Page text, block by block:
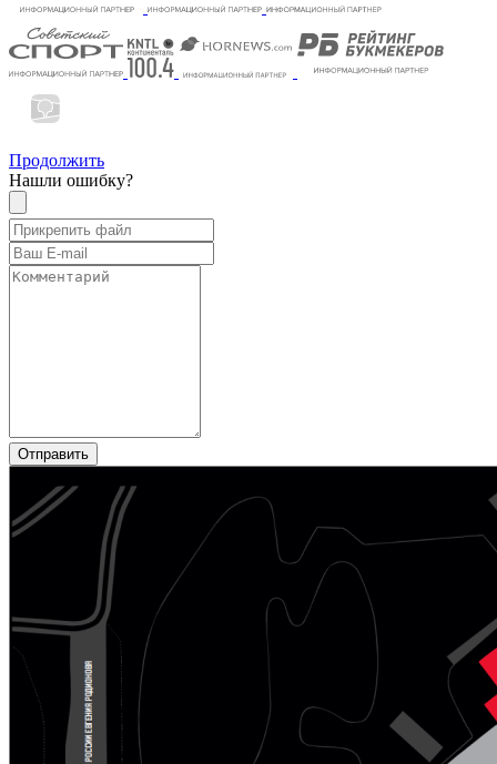
Продолжить
Нашли ошибку?